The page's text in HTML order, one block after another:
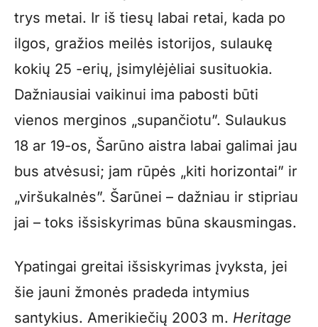
trys metai. Ir iš tiesų labai retai, kada po
ilgos, gražios meilės istorijos, sulaukę
kokių 25 -erių, įsimylėjėliai susituokia.
Dažniausiai vaikinui ima pabosti būti
vienos merginos „supančiotu”. Sulaukus
18 ar 19-os, Šarūno aistra labai galimai jau
bus atvėsusi; jam rūpės „kiti horizontai” ir
„viršukalnės”. Šarūnei – dažniau ir stipriau
jai – toks išsiskyrimas būna skausmingas.
Ypatingai greitai išsiskyrimas įvyksta, jei
šie jauni žmonės pradeda intymius
santykius. Amerikiečių 2003 m. Heritage